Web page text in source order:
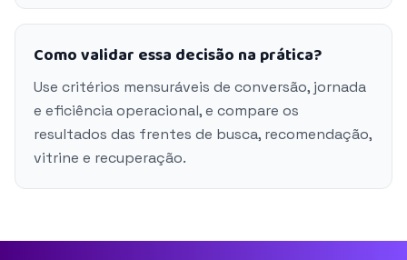
Como validar essa decisão na prática?
Use critérios mensuráveis de conversão, jornada
e eficiência operacional, e compare os
resultados das frentes de busca, recomendação,
vitrine e recuperação.